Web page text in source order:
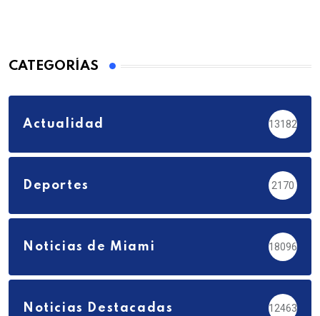
CATEGORÍAS
Actualidad 13182
Deportes 2170
Noticias de Miami 18096
Noticias Destacadas 12463